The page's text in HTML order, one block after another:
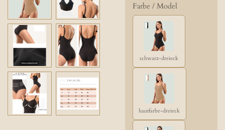
Farbe / Model
schwarz-dreieck
hautfarbe-dreieck